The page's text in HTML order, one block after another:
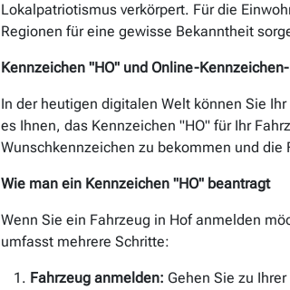
Lokalpatriotismus verkörpert. Für die
Regionen für eine gewisse Bekanntheit
Kennzeichen "HO" und Online-
In der heutigen digitalen Welt können Sie
es Ihnen, das Kennzeichen "HO" für Ihr
Wunschkennzeichen zu bekommen und
Wie man ein Kennzeichen "HO" beantragt
Wenn Sie ein Fahrzeug in Hof anmelden
umfasst mehrere Schritte:
Fahrzeug anmelden: Gehen Sie zu